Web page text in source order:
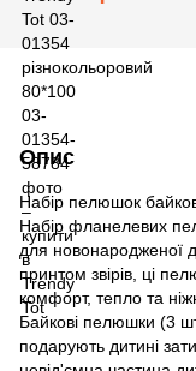
Опис
Набір пелюшок
Набір фланелевих
для новонародженої
принтом звірів, ці
комфорт, тепло та
Байкові пелюшки (3
подарують дитині